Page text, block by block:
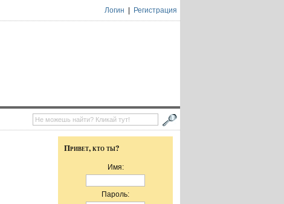
Логин Регистрация
Привет, кто ты?
Имя:
Пароль: